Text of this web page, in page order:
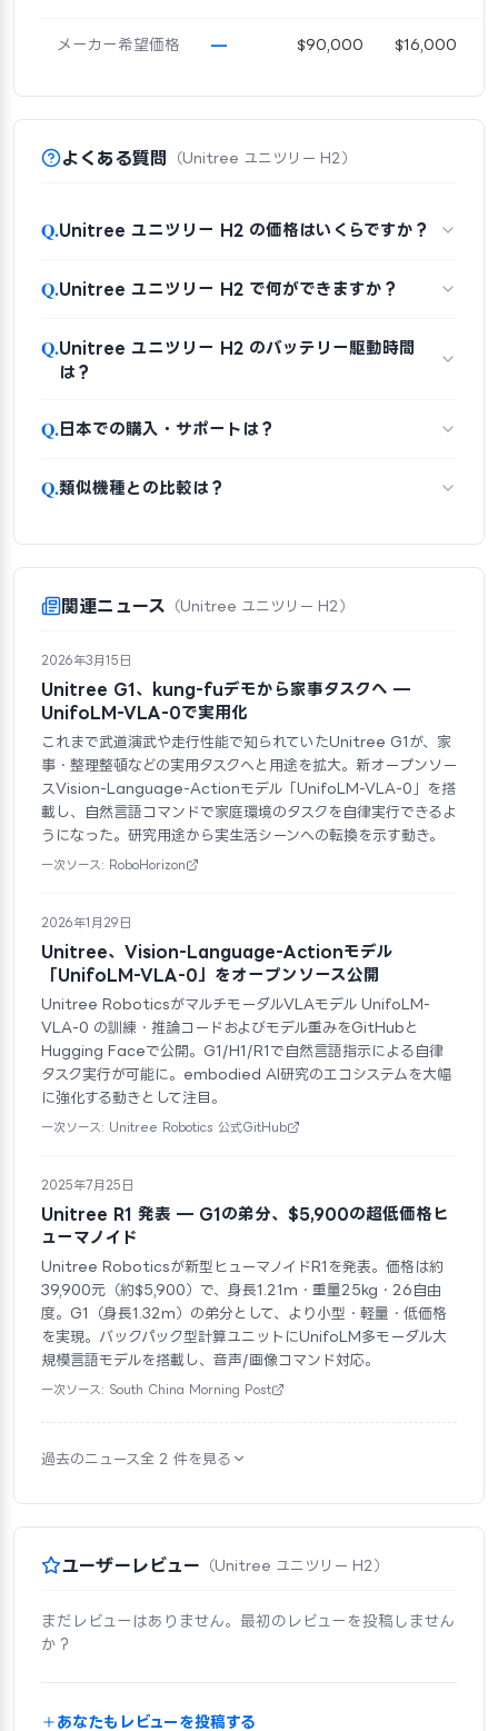
メーカー希望価格 — $90,000 $16,000
よくある質問 （Unitree ユニツリー H2）
Q.Unitree ユニツリー H2 の価格はいくらですか？
Q.Unitree ユニツリー H2 で何ができますか？
Q.Unitree ユニツリー H2 のバッテリー駆動時間
は？
Q.日本での購入・サポートは？
Q.類似機種との比較は？
関連ニュース （Unitree ユニツリー H2）
2026年3月15日
Unitree G1、kung-fuデモから家事タスクへ —
UnifoLM-VLA-0で実用化
これまで武道演武や走行性能で知られていたUnitree G1が、家
事・整理整頓などの実用タスクへと用途を拡大。新オープンソー
スVision-Language-Actionモデル「UnifoLM-VLA-0」を搭
載し、自然言語コマンドで家庭環境のタスクを自律実行できるよ
うになった。研究用途から実生活シーンへの転換を示す動き。
一次ソース: RoboHorizon
2026年1月29日
Unitree、Vision-Language-Actionモデル
「UnifoLM-VLA-0」をオープンソース公開
Unitree RoboticsがマルチモーダルVLAモデル UnifoLM-
VLA-0 の訓練・推論コードおよびモデル重みをGitHubと
Hugging Faceで公開。G1/H1/R1で自然言語指示による自律
タスク実行が可能に。embodied AI研究のエコシステムを大幅
に強化する動きとして注目。
一次ソース: Unitree Robotics 公式GitHub
2025年7月25日
Unitree R1 発表 — G1の弟分、$5,900の超低価格ヒ
ューマノイド
Unitree Roboticsが新型ヒューマノイドR1を発表。価格は約
39,900元（約$5,900）で、身長1.21m・重量25kg・26自由
度。G1（身長1.32m）の弟分として、より小型・軽量・低価格
を実現。バックパック型計算ユニットにUnifoLM多モーダル大
規模言語モデルを搭載し、音声/画像コマンド対応。
一次ソース: South China Morning Post
過去のニュース全 2 件を見る
ユーザーレビュー （Unitree ユニツリー H2）
まだレビューはありません。最初のレビューを投稿しません
か？
あなたもレビューを投稿する